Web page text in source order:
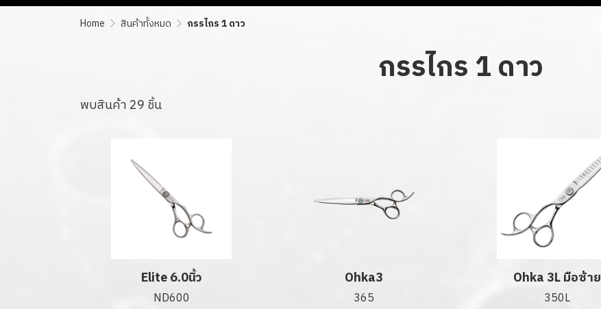
Home สินค้าทั้งหมด กรรไกร 1 ดาว
กรรไกร 1 ดาว
พบสินค้า 29 ชิ้น
Elite 6.0นิ้ว
ND600
Ohka3
365
Ohka 3L มือซ้าย
350L